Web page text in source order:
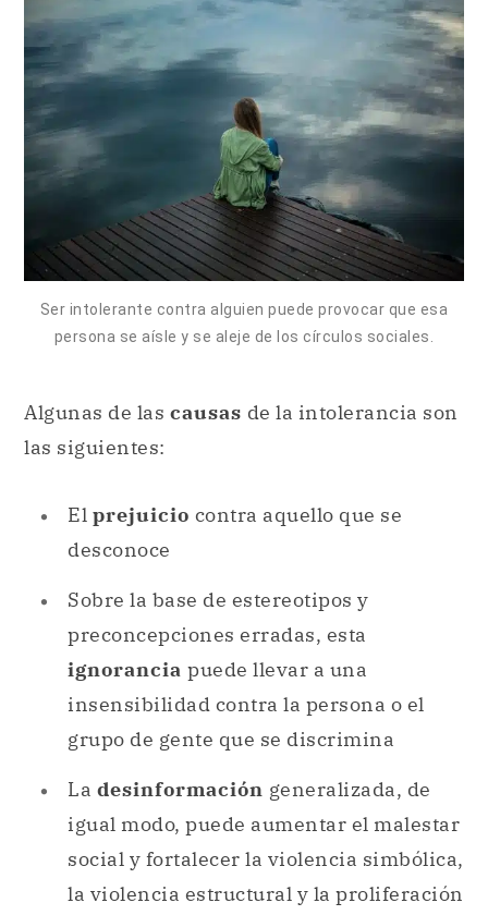
Ser intolerante contra alguien puede provocar que esa
persona se aísle y se aleje de los círculos sociales.
Algunas de las causas de la intolerancia son
las siguientes:
El prejuicio contra aquello que se
desconoce
Sobre la base de estereotipos y
preconcepciones erradas, esta
ignorancia puede llevar a una
insensibilidad contra la persona o el
grupo de gente que se discrimina
La desinformación generalizada, de
igual modo, puede aumentar el malestar
social y fortalecer la violencia simbólica,
la violencia estructural y la proliferación